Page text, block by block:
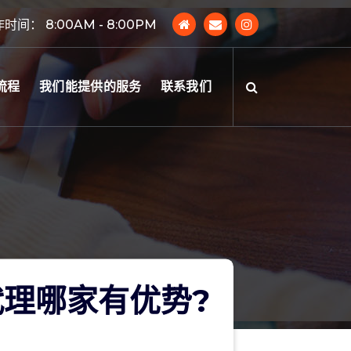
时间： 8:00AM - 8:00PM
程 我们能提供的服务 联系我们
哪家有优势?